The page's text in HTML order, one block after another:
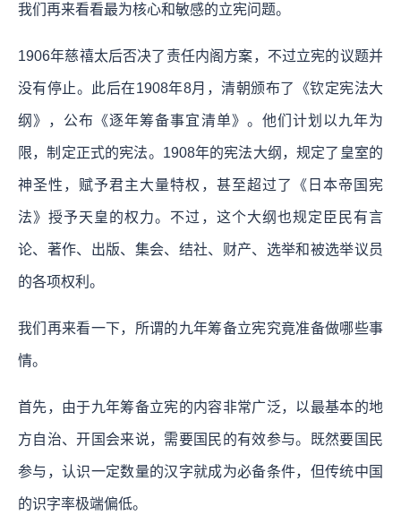
我们再来看看最为核心和敏感的立宪问题。
1906年慈禧太后否决了责任内阁方案，不过立宪的议题并
没有停止。此后在1908年8月，清朝颁布了《钦定宪法大
纲》，公布《逐年筹备事宜清单》。他们计划以九年为
限，制定正式的宪法。1908年的宪法大纲，规定了皇室的
神圣性，赋予君主大量特权，甚至超过了《日本帝国宪
法》授予天皇的权力。不过，这个大纲也规定臣民有言
论、著作、出版、集会、结社、财产、选举和被选举议员
的各项权利。
我们再来看一下，所谓的九年筹备立宪究竟准备做哪些事
情。
首先，由于九年筹备立宪的内容非常广泛，以最基本的地
方自治、开国会来说，需要国民的有效参与。既然要国民
参与，认识一定数量的汉字就成为必备条件，但传统中国
的识字率极端偏低。